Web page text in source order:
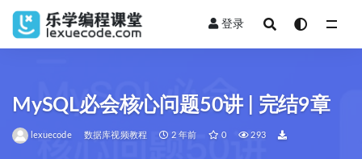
登录
MySQL必会核心问题50讲 | 完结9章
lexuecode 数据库视频教程 2 年前 0 293